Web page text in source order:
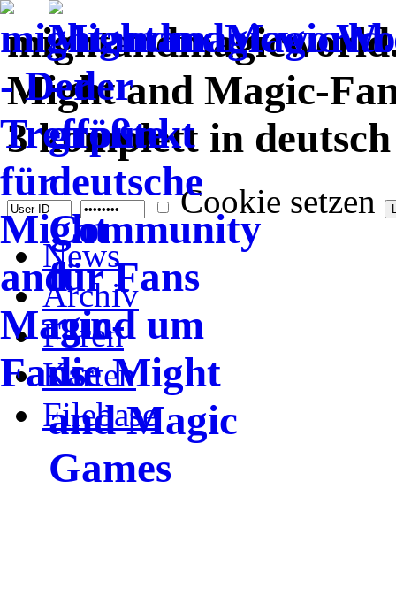
Might and Magic-
3 komplett in
Cookie setzen
News
Archiv
Foren
Karten
Filebase